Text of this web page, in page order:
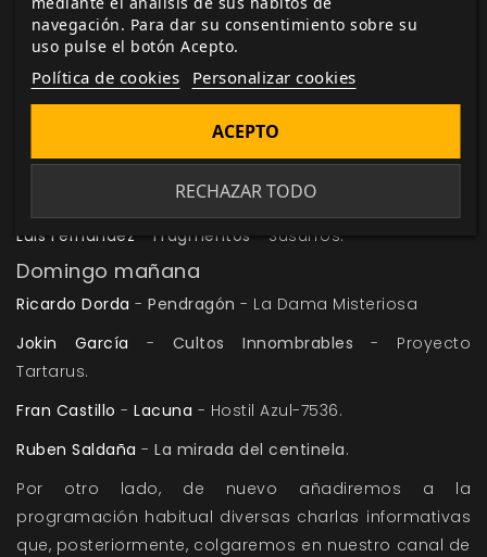
autor).
Rosa M. Micó-InSpectres
Sábado noche
Iñaki Raya- Unrealms - Pilgrim Hill Blues.
José Antonio González-Trauma Unit
Luis Fernández
Fragmentos - Susurros.
Domingo mañana
Ricardo Dorda - Pendragón - La Dama Misteriosa
Jokin García - Cultos Innombrables - Proyecto
Tartarus.
Fran Castillo - Lacuna - Hostil Azul-7536.
Ruben Saldaña - La mirada del centinela.
Por otro lado, de nuevo añadiremos a la
programación habitual diversas charlas informativas
que, posteriormente, colgaremos en nuestro canal de
navegación. Para dar su consentimiento sobre su
uso pulse el botón Acepto.
Política de cookies Personalizar cookies
RECHAZAR TODO
ACEPTO